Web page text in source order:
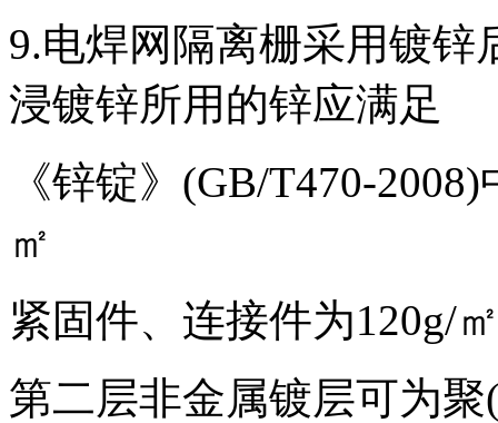
9.电焊网隔离栅采用镀
浸镀锌所用的锌应满足
《锌锭》(GB/T470-
㎡
紧固件、连接件为120g/
第二层非金属镀层可为